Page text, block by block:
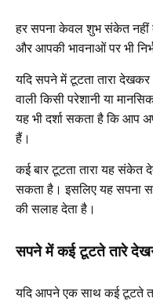
हर सपना केवल शुभ संकेत नहीं
और आपकी भावनाओं पर भी
यदि सपने में टूटता तारा
वाली किसी परेशानी या
यह भी दर्शा सकता है कि आप
हैं।
कई बार टूटता तारा यह
सकता है। इसलिए यह सपना
की सलाह देता है।
सपने में कई टूटते तारे
यदि आपने एक साथ कई टूटते